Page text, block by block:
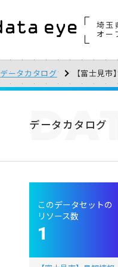
埼玉
オー
データカタログ 【富士見
データカタログ
このデータセットの
リソース数
1